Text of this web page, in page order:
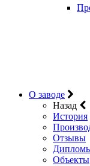
О заводе
Назад
История
Отзывы
Объекты